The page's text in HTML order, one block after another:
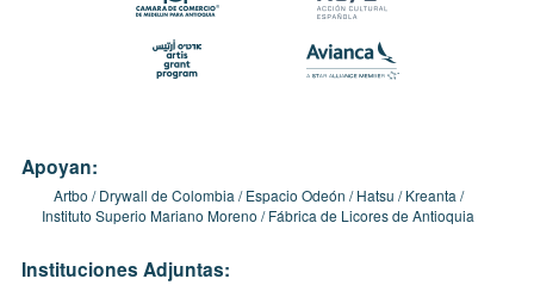
Apoyan:
Artbo Drywall de Colombia Espacio Odeón Hatsu
Kreanta
Instituto Superio Mariano Moreno
Fábrica de Licores de Antioquia
Instituciones Adjuntas: